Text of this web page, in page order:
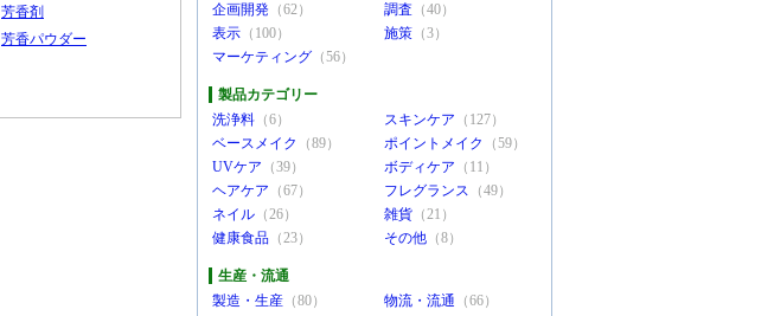
芳香剤
芳香パウダー
企画開発 （62） 調査 （40）
表示 （100） 施策 （3）
マーケティング （56）
製品カテゴリー
洗浄料 （6） スキンケア （127）
ベースメイク
（89） ポイントメイク
（59）
UVケア （39） ボディケア （11）
ヘアケア （67） フレグランス （49）
ネイル （26） 雑貨 （21）
健康食品 （23） その他 （8）
生産・流通
製造・生産 （80） 物流・流通 （66）